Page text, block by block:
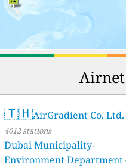
Airnet
🇹🇭AirGradient Co. Ltd.
4012 stations
Dubai Municipality-
Environment Department